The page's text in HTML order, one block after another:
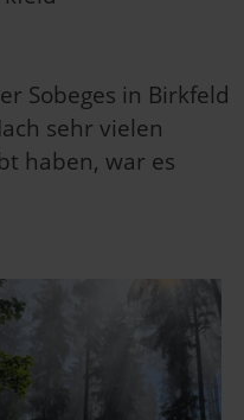
Sobeges in Birkfeld
sehr vielen
haben, war es